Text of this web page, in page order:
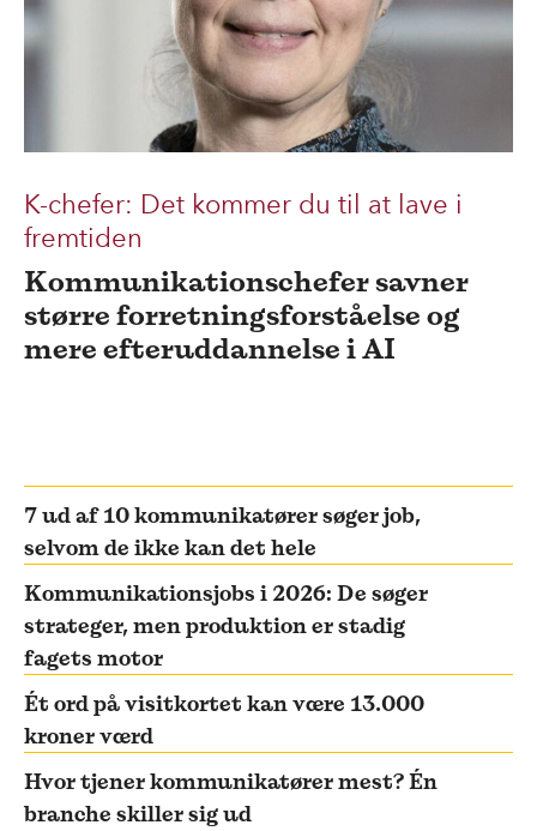
K-chefer: Det kommer du til at lave i
fremtiden
Kommunikationschefer savner
større forretningsforståelse og
mere efteruddannelse i AI
7 ud af 10 kommunikatører søger job,
selvom de ikke kan det hele
Kommunikationsjobs i 2026: De søger
strateger, men produktion er stadig
fagets motor
Ét ord på visitkortet kan være 13.000
kroner værd
Hvor tjener kommunikatører mest? Én
branche skiller sig ud